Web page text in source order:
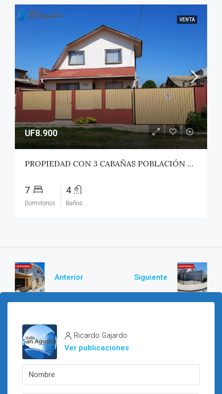
VENTA
UF8.900
PROPIEDAD CON 3 CABAÑAS POBLACIÓN ROSS – PICHILEMU
7
Dormitorios
4
Baños
Anterior Siguiente
Ricardo Gajardo
Ver publicaciones